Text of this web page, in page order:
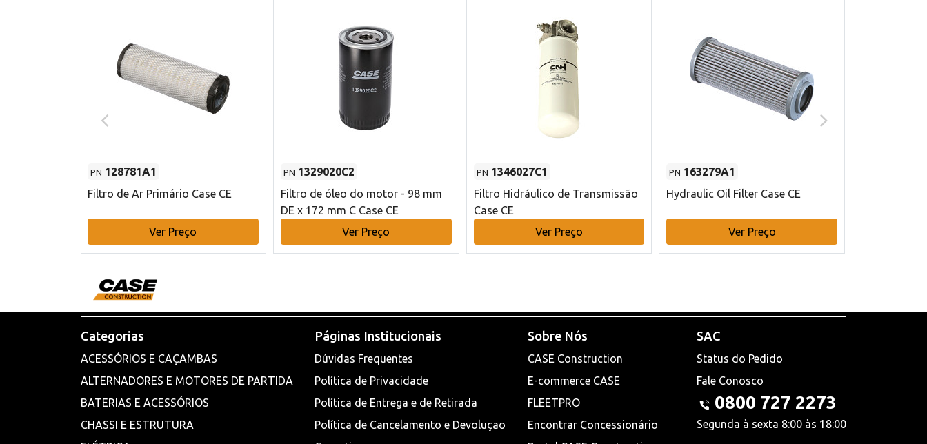
PN 128781A1
Filtro de Ar Primário Case CE
Ver Preço
PN 1329020C2
Filtro de óleo do motor - 98 mm
DE x 172 mm C Case CE
Ver Preço
PN 1346027C1
Filtro Hidráulico de Transmissão
Case CE
Ver Preço
PN 163279A1
Hydraulic Oil Filter Case CE
Ver Preço
Categorias
ACESSÓRIOS E CAÇAMBAS
ALTERNADORES E MOTORES DE PARTIDA
BATERIAS E ACESSÓRIOS
CHASSI E ESTRUTURA
Páginas Institucionais
Dúvidas Frequentes
Política de Privacidade
Política de Entrega e de Retirada
Política de Cancelamento e Devoluçao
Sobre Nós
CASE Construction
E-commerce CASE
FLEETPRO
Encontrar Concessionário
SAC
Status do Pedido
Fale Conosco
0800 727 2273
Segunda à sexta 8:00 às 18:00